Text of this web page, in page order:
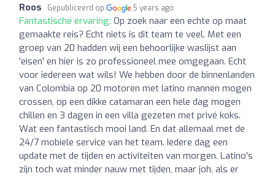
Roos Gepubliceerd op 5 years ago
Fantastische ervaring: Op zoek naar een echte op maat
gemaakte reis? Echt niets is dit team te veel. Met een
groep van 20 hadden wij een behoorlijke waslijst aan
'eisen' en hier is zo professioneel mee omgegaan. Echt
voor iedereen wat wils! We hebben door de binnenlanden
van Colombia op 20 motoren met latino mannen mogen
crossen, op een dikke catamaran een hele dag mogen
chillen en 3 dagen in een villa gezeten met privé koks.
Wat een fantastisch mooi land. En dat allemaal met de
24/7 mobiele service van het team. Iedere dag een
update met de tijden en activiteiten van morgen. Latino's
zijn toch wat minder nauw met tijden, maar joh, als er